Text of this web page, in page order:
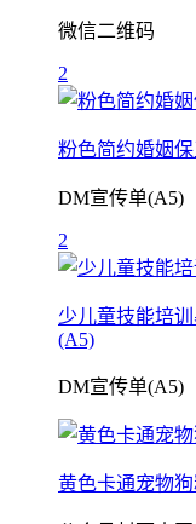
微信二维码
2
粉色简约婚姻
DM宣传单(A5)
2
少儿童技能培
(A5)
DM宣传单(A5)
黄色卡通宠物